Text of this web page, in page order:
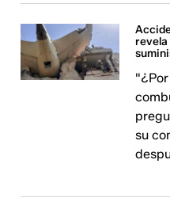
revela
su